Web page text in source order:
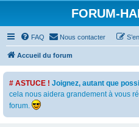
FORUM-
FAQ Nous contacter
Accueil du forum
# ASTUCE ! Joignez, autant que
cela nous aidera grandement à vous
forum.